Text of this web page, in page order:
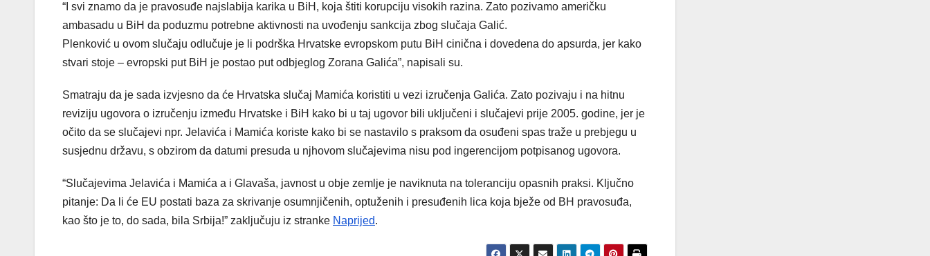
“I svi znamo da je pravosuđe najslabija karika u BiH, koja štiti korupciju visokih razina. Zato pozivamo američku
ambasadu u BiH da poduzmu potrebne aktivnosti na uvođenju sankcija zbog slučaja Galić.
Plenković u ovom slučaju odlučuje je li podrška Hrvatske evropskom putu BiH cinična i dovedena do apsurda, jer kako
stvari stoje – evropski put BiH je postao put odbjeglog Zorana Galića”, napisali su.
Smatraju da je sada izvjesno da će Hrvatska slučaj Mamića koristiti u vezi izručenja Galića. Zato pozivaju i na hitnu
reviziju ugovora o izručenju između Hrvatske i BiH kako bi u taj ugovor bili uključeni i slučajevi prije 2005. godine, jer je
očito da se slučajevi npr. Jelavića i Mamića koriste kako bi se nastavilo s praksom da osuđeni spas traže u prebjegu u
susjednu državu, s obzirom da datumi presuda u njhovom slučajevima nisu pod ingerencijom potpisanog ugovora.
“Slučajevima Jelavića i Mamića a i Glavaša, javnost u obje zemlje je naviknuta na toleranciju opasnih praksi. Ključno
pitanje: Da li će EU postati baza za skrivanje osumnjičenih, optuženih i presuđenih lica koja bježe od BH pravosuđa,
kao što je to, do sada, bila Srbija!” zaključuju iz stranke Naprijed.